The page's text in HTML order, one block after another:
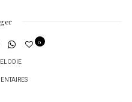
ELODIE
0